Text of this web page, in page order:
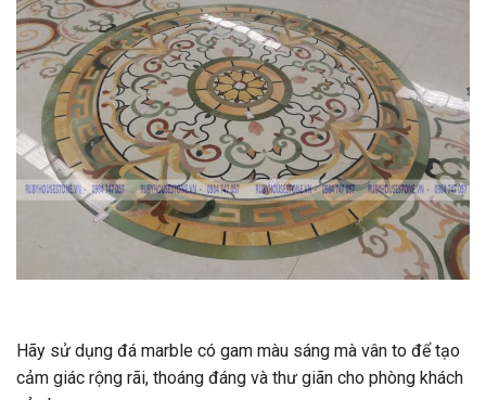
Hãy sử dụng đá marble có gam màu sáng mà vân to để tạo
cảm giác rộng rãi, thoáng đáng và thư giãn cho phòng khách